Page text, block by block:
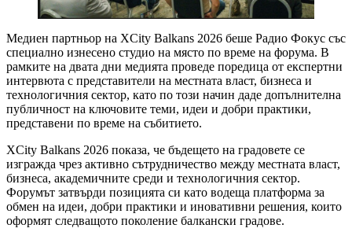
Медиен партньор на XCity Balkans 2026 беше Радио Фокус със
специално изнесено студио на място по време на форума. В
рамките на двата дни медията проведе поредица от експертни
интервюта с представители на местната власт, бизнеса и
технологичния сектор, като по този начин даде допълнителна
публичност на ключовите теми, идеи и добри практики,
представени по време на събитието.
XCity Balkans 2026 показа, че бъдещето на градовете се
изгражда чрез активно сътрудничество между местната власт,
бизнеса, академичните среди и технологичния сектор.
Форумът затвърди позицията си като водеща платформа за
обмен на идеи, добри практики и иновативни решения, които
оформят следващото поколение балкански градове.